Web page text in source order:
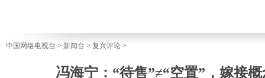
中国网络电视台 > 新闻台 > 复兴评论 >
冯海宁：“待售”≠“空置”，嫁接